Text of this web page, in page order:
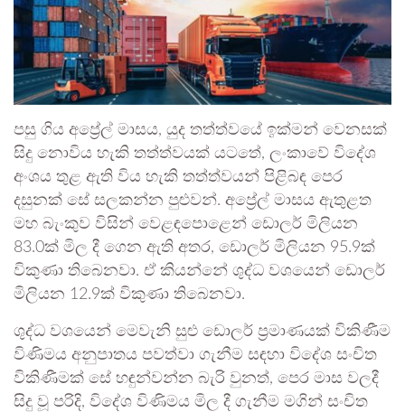
පසු ගිය අප්‍රේල් මාසය, යුද තත්ත්වයේ ඉක්මන් වෙනසක්
සිදු නොවිය හැකි තත්ත්වයක් යටතේ, ලංකාවේ විදේශ
අංශය තුළ ඇති විය හැකි තත්ත්වයන් පිළිබඳ පෙර
දසුනක් සේ සලකන්න පුළුවන්. අප්‍රේල් මාසය ඇතුළත
මහ බැංකුව විසින් වෙළඳපොළෙන් ඩොලර් මිලියන
83.0ක් මිල දී ගෙන ඇති අතර, ඩොලර් මිලියන 95.9ක්
විකුණා තිබෙනවා. ඒ කියන්නේ ශුද්ධ වශයෙන් ඩොලර්
මිලියන 12.9ක් විකුණා තිබෙනවා.
ශුද්ධ වශයෙන් මෙවැනි සුළු ඩොලර් ප්‍රමාණයක් විකිණීම
විණිමය අනුපාතය පවත්වා ගැනීම සඳහා විදේශ සංචිත
විකිණීමක් සේ හඳුන්වන්න බැරි වුනත්, පෙර මාස වලදී
සිදු වූ පරිදි, විදේශ විණිමය මිල දී ගැනීම මගින් සංචිත